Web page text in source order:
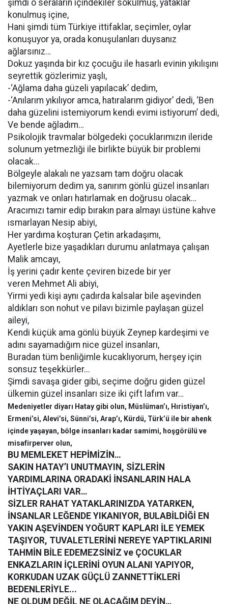
şimdi o seraların içindekiler sökülmüş, yataklar
konulmuş içine,
Hani şimdi tüm Türkiye ittifaklar, seçimler, oylar
konuşuyor ya, orada konuşulanları duysanız
ağlarsınız…
Dokuz yaşında bir kız çocuğu ile hasarlı evinin yıkılışını
seyrettik gözlerimiz yaşlı,
-‘Ağlama daha güzeli yapılacak’ dedim,
-‘Anılarım yıkılıyor amca, hatıralarım gidiyor’ dedi, ‘Ben
daha güzelini istemiyorum kendi evimi istiyorum’ dedi,
Ve bende ağladım…
Psikolojik travmalar bölgedeki çocuklarımızın ileride
solunum yetmezliği ile birlikte büyük bir problemi
olacak...
Bölgeyle alakalı ne yazsam tam doğru olacak
bilemiyorum dedim ya, sanırım gönlü güzel insanları
yazmak ve onları hatırlamak en doğrusu olacak…
Aracımızı tamir edip bırakın para almayı üstüne kahve
ısmarlayan Nesip abiyi,
Her yardıma koşturan Çetin arkadaşımı,
Ayetlerle bize yaşadıkları durumu anlatmaya çalışan
Malik amcayı,
İş yerini çadır kente çeviren bizede bir yer
veren Mehmet Ali abiyi,
Yirmi yedi kişi aynı çadırda kalsalar bile aşevinden
aldıkları son nohut ve pilavı bizimle paylaşan güzel
aileyi,
Kendi küçük ama gönlü büyük Zeynep kardeşimi ve
adını sayamadığım nice güzel insanları,
Buradan tüm benliğimle kucaklıyorum, herşey için
sonsuz teşekkürler...
Şimdi savaşa gider gibi, seçime doğru giden güzel
ülkemin güzel insanları size iki çift lafım var…
Medeniyetler diyarı Hatay gibi olun, Müslüman’ı, Hıristiyan’ı,
Ermeni’si, Alevi’si, Sünni’si, Arap’ı, Kürdü, Türk’ü ile bir ahenk
içinde yaşayan, bölge insanları kadar samimi, hoşgörülü ve
misafirperver olun,
BU MEMLEKET HEPİMİZİN…
SAKIN HATAY’I UNUTMAYIN, SİZLERİN
YARDIMLARINA ORADAKİ İNSANLARIN HALA
İHTİYAÇLARI VAR…
SİZLER RAHAT YATAKLARINIZDA YATARKEN,
İNSANLAR LEĞENDE YIKANIYOR, BULABİLDİĞİ EN
YAKIN AŞEVİNDEN YOĞURT KAPLARI İLE YEMEK
TAŞIYOR, TUVALETLERİNİ NEREYE YAPTIKLARINI
TAHMİN BİLE EDEMEZSİNİZ ve ÇOCUKLAR
ENKAZLARIN İÇLERİNİ OYUN ALANI YAPIYOR,
KORKUDAN UZAK GÜÇLÜ ZANNETTİKLERİ
BEDENLERİYLE...
NE OLDUM DEĞİL NE OLACAĞIM DEYİN…